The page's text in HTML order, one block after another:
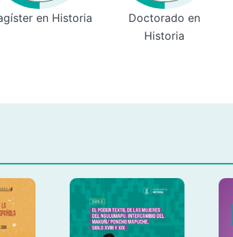
en Historia
Doctorado en
Historia